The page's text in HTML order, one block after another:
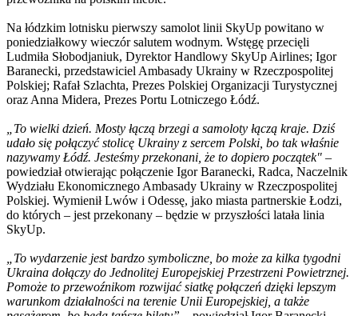
Na łódzkim lotnisku pierwszy samolot linii SkyUp powitano w
poniedziałkowy wieczór salutem wodnym. Wstęgę przecięli
Ludmiła Słobodjaniuk, Dyrektor Handlowy SkyUp Airlines; Igor
Baranecki, przedstawiciel Ambasady Ukrainy w Rzeczpospolitej
Polskiej; Rafał Szlachta, Prezes Polskiej Organizacji Turystycznej
oraz Anna Midera, Prezes Portu Lotniczego Łódź.
„To wielki dzień. Mosty łączą brzegi a samoloty łączą kraje. Dziś
udało się połączyć stolicę Ukrainy z sercem Polski, bo tak właśnie
nazywamy Łódź. Jesteśmy przekonani, że to dopiero początek" –
powiedział otwierając połączenie Igor Baranecki, Radca, Naczelnik
Wydziału Ekonomicznego Ambasady Ukrainy w Rzeczpospolitej
Polskiej. Wymienił Lwów i Odessę, jako miasta partnerskie Łodzi,
do których – jest przekonany – będzie w przyszłości latała linia
SkyUp.
„To wydarzenie jest bardzo symboliczne, bo może za kilka tygodni
Ukraina dołączy do Jednolitej Europejskiej Przestrzeni Powietrznej.
Pomoże to przewoźnikom rozwijać siatkę połączeń dzięki lepszym
warunkom działalności na terenie Unii Europejskiej, a także